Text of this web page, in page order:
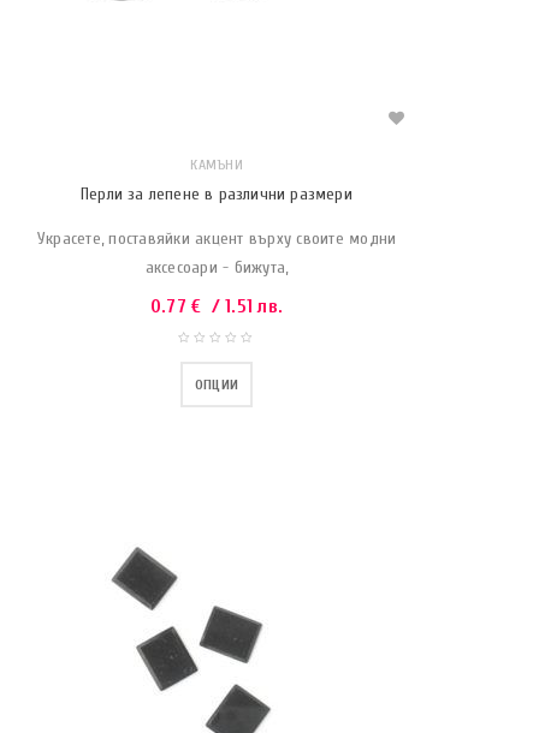
КАМЪНИ
Перли за лепене в различни размери
Украсете, поставяйки акцент върху своите модни
аксесоари - бижута,
0.77€ / 1.51 лв.
ОПЦИИ